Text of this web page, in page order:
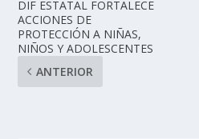
DIF ESTATAL FORTALECE
ACCIONES DE
PROTECCIÓN A NIÑAS,
NIÑOS Y ADOLESCENTES
ANTERIOR